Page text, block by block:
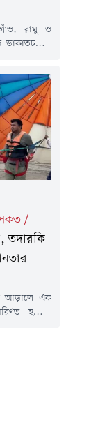
রামু ও
অস্ত্র
করে গভীর
পরিবারকে
চিত্রে
/
তদারকি
আড়ালে এক
হয়েছে